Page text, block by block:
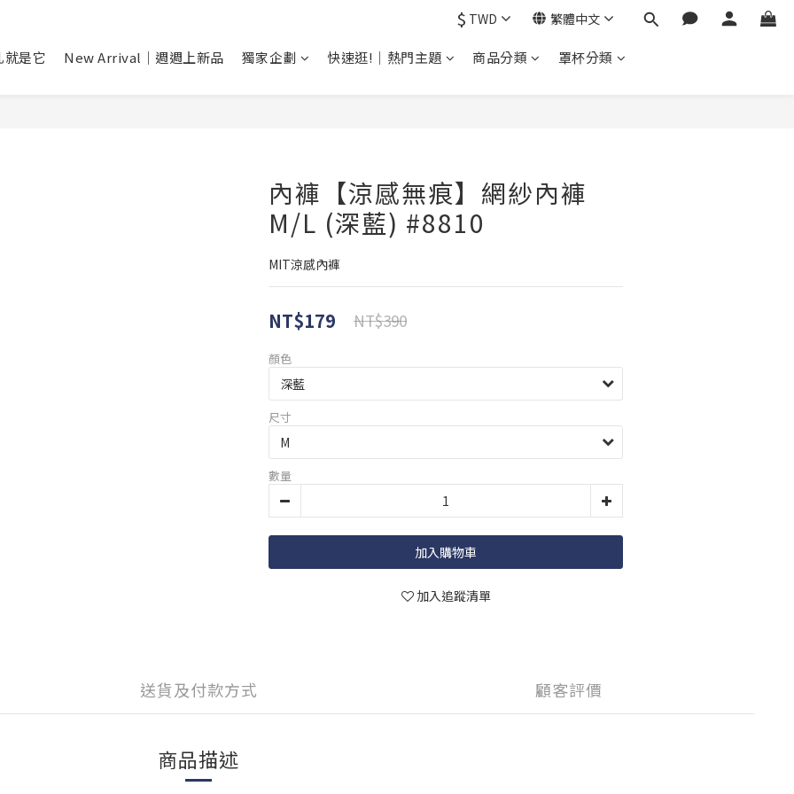
$ TWD 繁體中文
就是它 New Arrival｜週週上新品 獨家企劃 快速逛!｜熱門主題 商品分類 罩杯分類
內褲【涼感無痕】網紗內褲
M/L (深藍) #8810
MIT涼感內褲
NT$179 NT$390
顏色
尺寸
數量
加入購物車
加入追蹤清單
送貨及付款方式 顧客評價
商品描述